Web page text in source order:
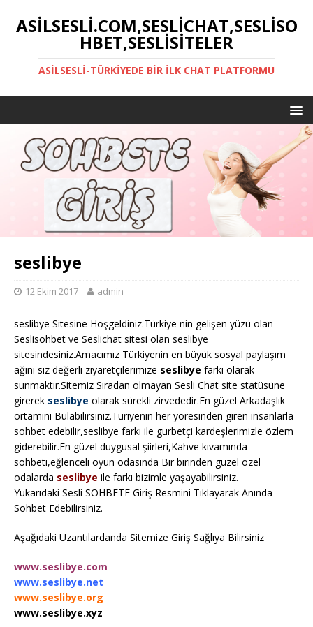
ASILSESLI.COM,SESLICHAT,SESLISO
HBET,SESLISITELER
ASILSESLI-TÜRKIYEDE BIR İLK CHAT PLATFORMU
seslibye
12 Ekim 2017 admin
seslibye Sitesine Hoşgeldiniz.Türkiye nin gelişen yüzü olan
Seslisohbet ve Seslichat sitesi olan seslibye
sitesindesiniz.Amacımız Türkiyenin en büyük sosyal paylaşım
ağını siz değerli ziyaretçilerimize seslibye farkı olarak
sunmaktır.Sitemiz Sıradan olmayan Sesli Chat site statüsüne
girerek seslibye olarak sürekli zirvededir.En güzel Arkadaşlık
ortamını Bulabilirsiniz.Türiyenin her yöresinden giren insanlarla
sohbet edebilir,seslibye farkı ile gurbetçi kardeşlerimizle özlem
giderebilir.En güzel duygusal şiirleri,Kahve kıvamında
sohbeti,eğlenceli oyun odasında Bir birinden güzel özel
odalarda seslibye ile farkı bizimle yaşayabilirsiniz.
Yukarıdaki Sesli SOHBETE Giriş Resmini Tıklayarak Anında
Sohbet Edebilirsiniz.
Aşağıdaki Uzantılardanda Sitemize Giriş Sağlıya Bilirsiniz
www.seslibye.com
www.seslibye.net
www.seslibye.org
www.seslibye.xyz